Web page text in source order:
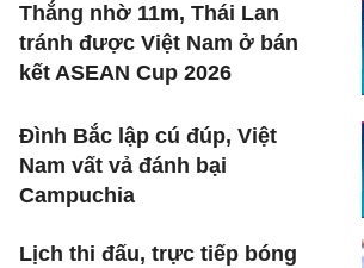
Thắng nhờ 11m, Thái Lan
tránh được Việt Nam ở bán
kết ASEAN Cup 2026
Đình Bắc lập cú đúp, Việt
Nam vất vả đánh bại
Campuchia
Lịch thi đấu, trực tiếp bóng